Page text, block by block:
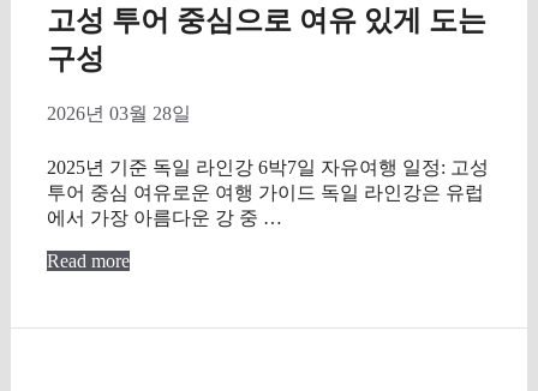
고성 투어 중심으로 여유 있게 도는
구성
2026년 03월 28일
2025년 기준 독일 라인강 6박7일 자유여행 일정: 고성
투어 중심 여유로운 여행 가이드 독일 라인강은 유럽
에서 가장 아름다운 강 중 …
Read more